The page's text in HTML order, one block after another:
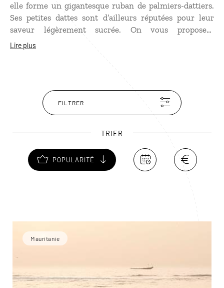
elle forme un gigantesque ruban de palmiers-dattiers.
Ses petites dattes sont d’ailleurs réputées pour leur
saveur légèrement sucrée. On vous proposera
certainement d’y goûter autour d’un traditionnel verre
petits lacs, qui peuvent doubler de volume après la
saison des pluies.
Lire plus
FILTRER
TRIER
POPULARITÉ
Mauritanie